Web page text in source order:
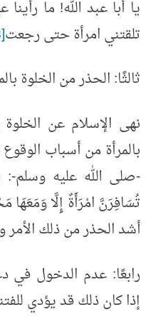
يا أبا عبد الله! ما
تلقتني امرأة حتى رجعت[3]
ثالثًا: الحذر من الخلوة
نهى الإسلام عن الخلوة
بالمرأة من أسباب
-صلى الله عليه وسلم-:
تُسَافِرَنَّ امْرَأَةٌ إِلَّا وَمَعَهَا
أشد الحذر من ذلك
رابعًا: عدم الدخول في
إذا كان ذلك قد يؤدي